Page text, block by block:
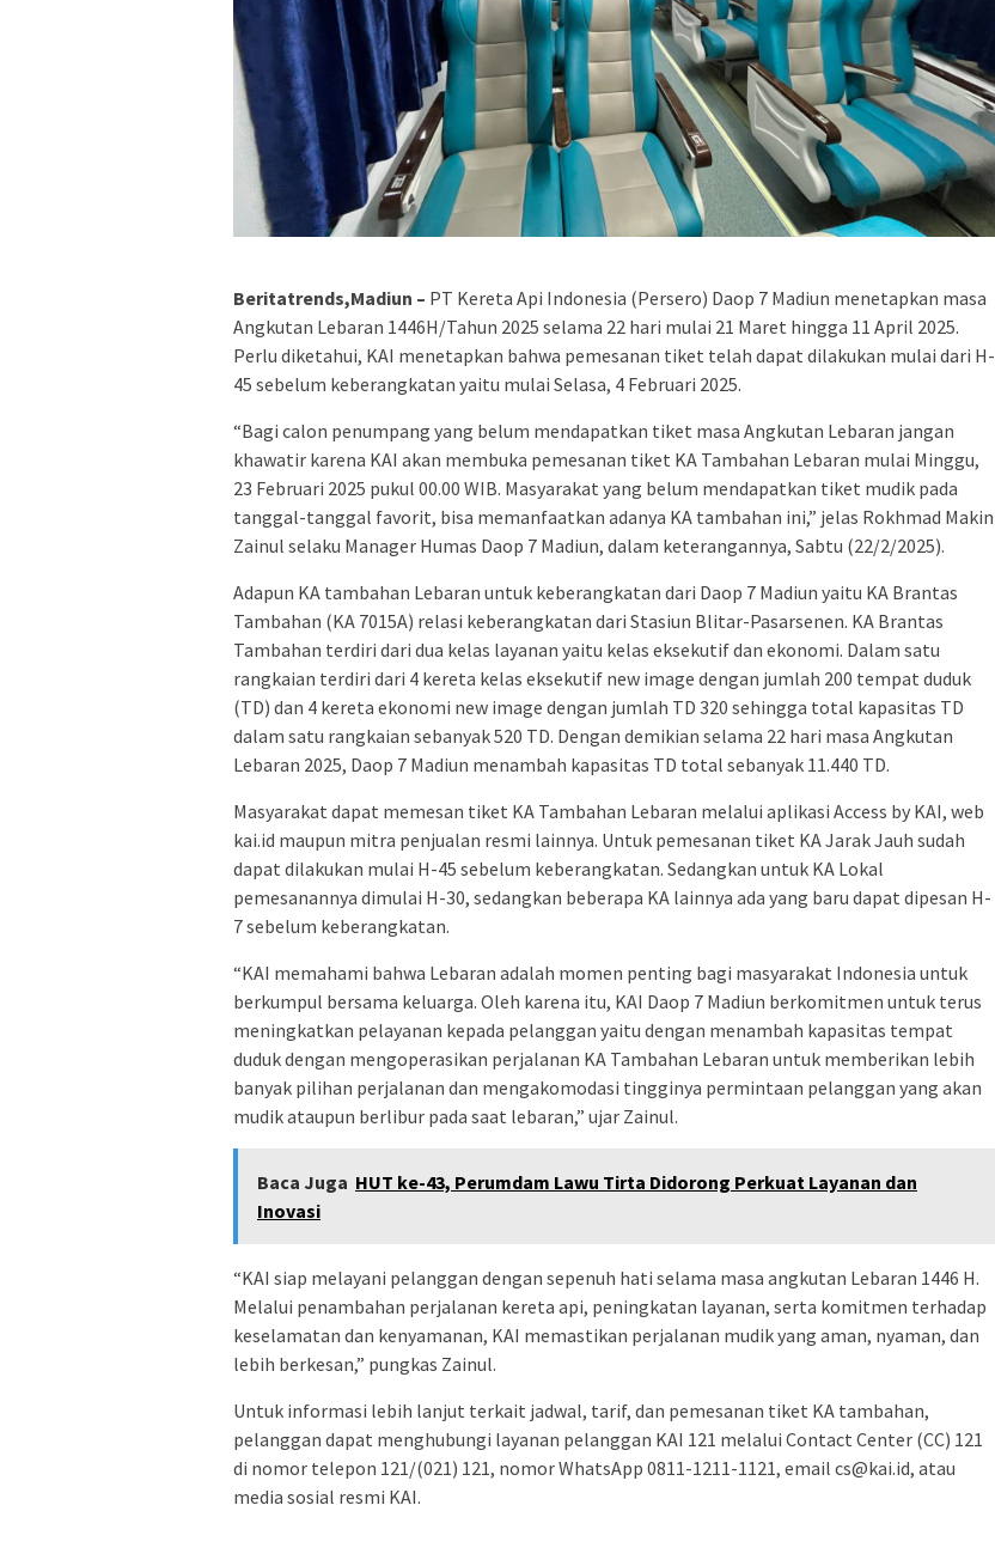
Beritatrends,Madiun – PT Kereta Api Indonesia (Persero) Daop 7 Madiun menetapkan masa
Angkutan Lebaran 1446H/Tahun 2025 selama 22 hari mulai 21 Maret hingga 11 April 2025.
Perlu diketahui, KAI menetapkan bahwa pemesanan tiket telah dapat dilakukan mulai dari H-
45 sebelum keberangkatan yaitu mulai Selasa, 4 Februari 2025.
“Bagi calon penumpang yang belum mendapatkan tiket masa Angkutan Lebaran jangan
khawatir karena KAI akan membuka pemesanan tiket KA Tambahan Lebaran mulai Minggu,
23 Februari 2025 pukul 00.00 WIB. Masyarakat yang belum mendapatkan tiket mudik pada
tanggal-tanggal favorit, bisa memanfaatkan adanya KA tambahan ini,” jelas Rokhmad Makin
Zainul selaku Manager Humas Daop 7 Madiun, dalam keterangannya, Sabtu (22/2/2025).
Adapun KA tambahan Lebaran untuk keberangkatan dari Daop 7 Madiun yaitu KA Brantas
Tambahan (KA 7015A) relasi keberangkatan dari Stasiun Blitar-Pasarsenen. KA Brantas
Tambahan terdiri dari dua kelas layanan yaitu kelas eksekutif dan ekonomi. Dalam satu
rangkaian terdiri dari 4 kereta kelas eksekutif new image dengan jumlah 200 tempat duduk
(TD) dan 4 kereta ekonomi new image dengan jumlah TD 320 sehingga total kapasitas TD
dalam satu rangkaian sebanyak 520 TD. Dengan demikian selama 22 hari masa Angkutan
Lebaran 2025, Daop 7 Madiun menambah kapasitas TD total sebanyak 11.440 TD.
Masyarakat dapat memesan tiket KA Tambahan Lebaran melalui aplikasi Access by KAI, web
kai.id maupun mitra penjualan resmi lainnya. Untuk pemesanan tiket KA Jarak Jauh sudah
dapat dilakukan mulai H-45 sebelum keberangkatan. Sedangkan untuk KA Lokal
pemesanannya dimulai H-30, sedangkan beberapa KA lainnya ada yang baru dapat dipesan H-
7 sebelum keberangkatan.
“KAI memahami bahwa Lebaran adalah momen penting bagi masyarakat Indonesia untuk
berkumpul bersama keluarga. Oleh karena itu, KAI Daop 7 Madiun berkomitmen untuk terus
meningkatkan pelayanan kepada pelanggan yaitu dengan menambah kapasitas tempat
duduk dengan mengoperasikan perjalanan KA Tambahan Lebaran untuk memberikan lebih
banyak pilihan perjalanan dan mengakomodasi tingginya permintaan pelanggan yang akan
mudik ataupun berlibur pada saat lebaran,” ujar Zainul.
Baca Juga HUT ke-43, Perumdam Lawu Tirta Didorong Perkuat Layanan dan
Inovasi
“KAI siap melayani pelanggan dengan sepenuh hati selama masa angkutan Lebaran 1446 H.
Melalui penambahan perjalanan kereta api, peningkatan layanan, serta komitmen terhadap
keselamatan dan kenyamanan, KAI memastikan perjalanan mudik yang aman, nyaman, dan
lebih berkesan,” pungkas Zainul.
Untuk informasi lebih lanjut terkait jadwal, tarif, dan pemesanan tiket KA tambahan,
pelanggan dapat menghubungi layanan pelanggan KAI 121 melalui Contact Center (CC) 121
di nomor telepon 121/(021) 121, nomor WhatsApp 0811-1211-1121, email cs@kai.id, atau
media sosial resmi KAI.